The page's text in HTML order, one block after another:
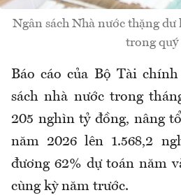
Ngân sách Nhà nước thặng
trong quý
Báo cáo của Bộ Tài
sách nhà nước trong
205 nghìn tỷ đồng, nâng
năm 2026 lên 1.568,2
đương 62% dự toán năm
cùng kỳ năm trước.